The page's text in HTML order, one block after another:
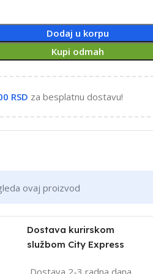
Dodaj u korpu
Kupi odmah
RSD za besplatnu dostavu!
ovaj proizvod
Dostava kurirskom
službom City Express
Dostava 2-3 radna dana